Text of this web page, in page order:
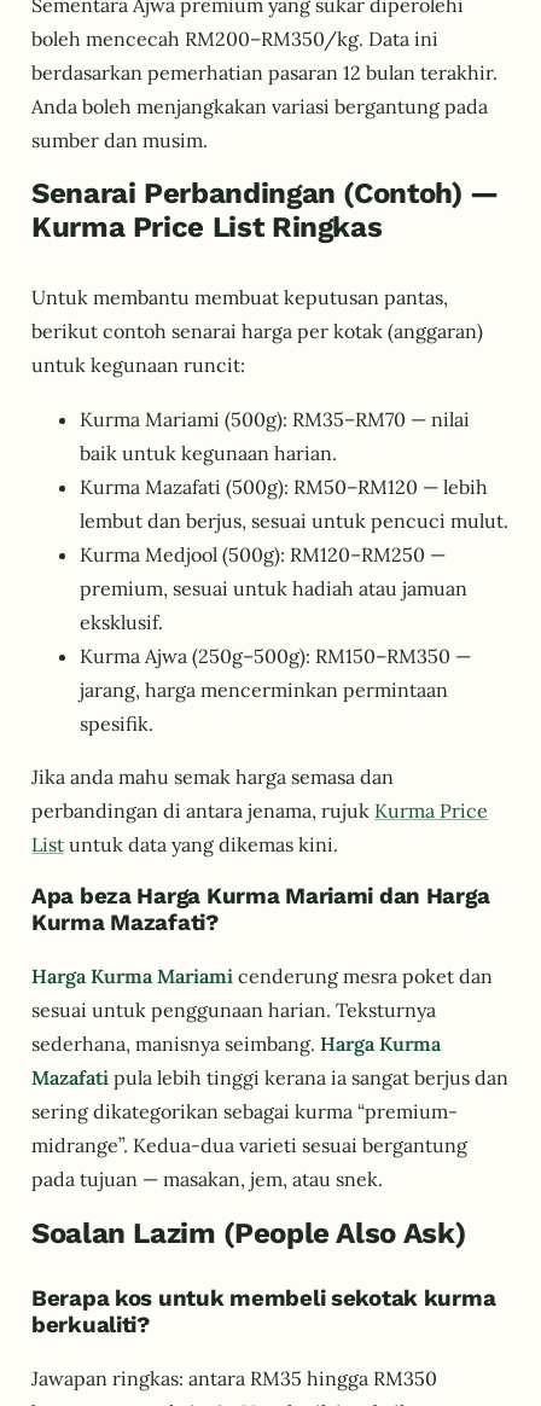
boleh mencecah RM200–RM350/kg. Data ini
berdasarkan pemerhatian pasaran 12 bulan terakhir.
Anda boleh menjangkakan variasi bergantung pada
sumber dan musim.
Senarai Perbandingan (Contoh) —
Kurma Price List Ringkas
Untuk membantu membuat keputusan pantas,
berikut contoh senarai harga per kotak (anggaran)
untuk kegunaan runcit:
Kurma Mariami (500g): RM35–RM70 — nilai
baik untuk kegunaan harian.
Kurma Mazafati (500g): RM50–RM120 — lebih
lembut dan berjus, sesuai untuk pencuci mulut.
Kurma Medjool (500g): RM120–RM250 —
premium, sesuai untuk hadiah atau jamuan
eksklusif.
Kurma Ajwa (250g–500g): RM150–RM350 —
jarang, harga mencerminkan permintaan
spesifik.
Jika anda mahu semak harga semasa dan
perbandingan di antara jenama, rujuk Kurma Price
List untuk data yang dikemas kini.
Apa beza Harga Kurma Mariami dan Harga
Kurma Mazafati?
Harga Kurma Mariami cenderung mesra poket dan
sesuai untuk penggunaan harian. Teksturnya
sederhana, manisnya seimbang. Harga Kurma
Mazafati pula lebih tinggi kerana ia sangat berjus dan
sering dikategorikan sebagai kurma “premium-
midrange”. Kedua-dua varieti sesuai bergantung
pada tujuan — masakan, jem, atau snek.
Soalan Lazim (People Also Ask)
Berapa kos untuk membeli sekotak kurma
berkualiti?
Jawapan ringkas: antara RM35 hingga RM350